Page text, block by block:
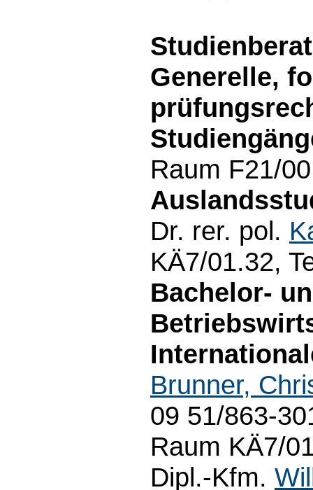
Generelle,
Raum F21/
Dr. rer. pol.
KÄ7/01.32,
Bachelor-
Brunner,
09 51/863-
Raum KÄ7/
Dipl.-Kfm.